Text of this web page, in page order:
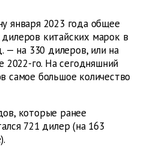
января 2023 года общее
китайских марок в
— на 330 дилеров, или на
2022-го. На сегодняшний
самое большое количество
которые ранее
721 дилер (на 163